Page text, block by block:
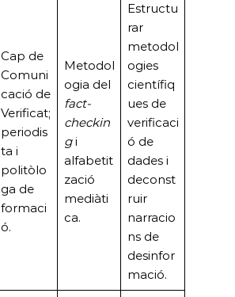
Cap de
Comuni
cació de
Verificat;
periodis
ta i
politòlo
ga de
formaci
ó.
Metodol
ogia del
fact-
checkin
gi
alfabetit
zació
mediàti
ca.
Estructu
rar
metodol
ogies
científiq
ues de
verificaci
ó de
dades i
deconst
ruir
narracio
ns de
desinfor
mació.